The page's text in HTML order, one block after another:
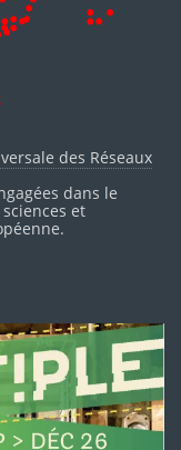
des Réseaux
dans le
et